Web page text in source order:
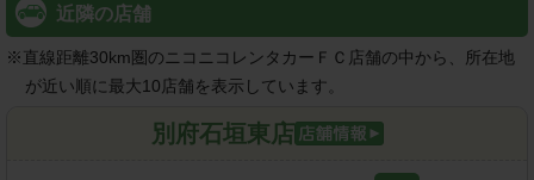
近隣の店舗
※直線距離30km圏のニコニコレンタカーＦＣ店舗の中から、所在地
が近い順に最大10店舗を表示しています。
別府石垣東店